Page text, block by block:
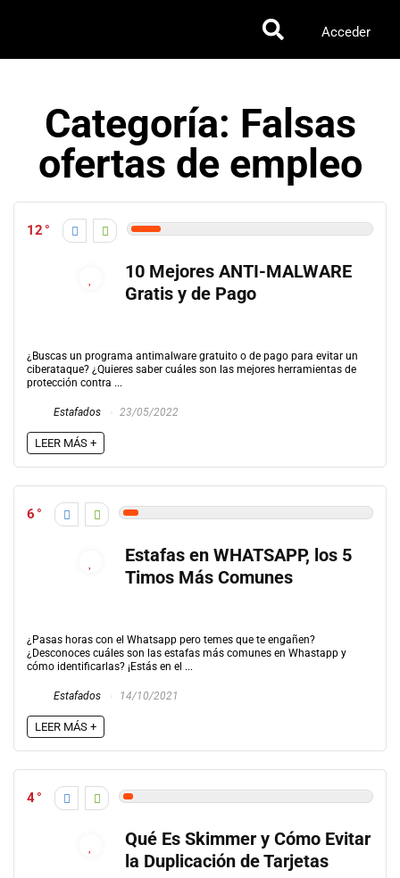
Acceder
Categoría: Falsas
ofertas de empleo
12
10 Mejores ANTI-MALWARE
Gratis y de Pago
¿Buscas un programa antimalware gratuito o de pago para evitar un
ciberataque? ¿Quieres saber cuáles son las mejores herramientas de
protección contra ...
Estafados 23/05/2022
LEER MÁS +
6
Estafas en WHATSAPP, los 5
Timos Más Comunes
¿Pasas horas con el Whatsapp pero temes que te engañen?
¿Desconoces cuáles son las estafas más comunes en Whastapp y
cómo identificarlas? ¡Estás en el ...
Estafados 14/10/2021
LEER MÁS +
4
Qué Es Skimmer y Cómo Evitar
la Duplicación de Tarjetas